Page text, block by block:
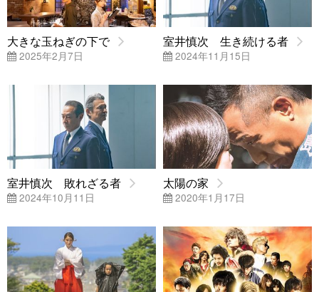
大きな玉ねぎの下で
2025年2月7日
室井慎次 生き続ける者
2024年11月15日
室井慎次 敗れざる者
2024年10月11日
太陽の家
2020年1月17日